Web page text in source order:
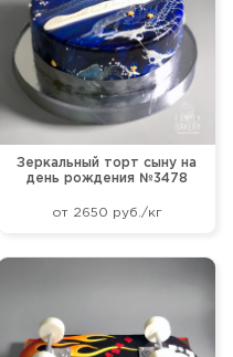
Зеркальный торт сыну на
день рождения №3478
от 2650 руб./кг